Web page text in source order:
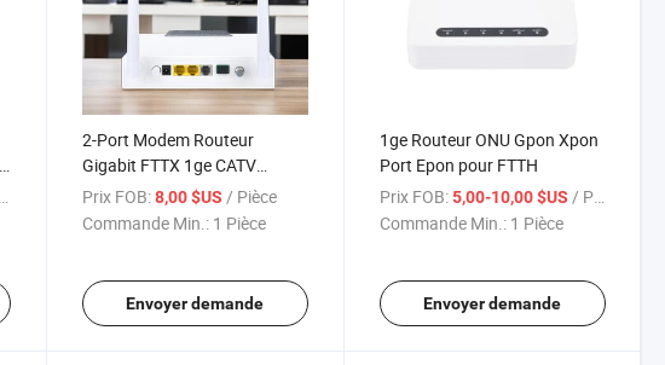
2-Port Modem Routeur
Gigabit FTTX 1ge CATV
2.4GHz 1fe Xpon Gpon Epon
ONU 5GHz Réseau Fibre
Prix FOB: 8,00 $US / Pièce
Commande Min.: 1 Pièce
Envoyer demande
1ge Routeur ONU Gpon Xpon
Port Epon pour FTTH
Prix FOB: 5,00-10,00 $US / Pièce
Commande Min.: 1 Pièce
Envoyer demande